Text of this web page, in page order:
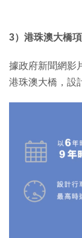
3）港珠澳大橋
據政府新聞網影
港珠澳大橋，設